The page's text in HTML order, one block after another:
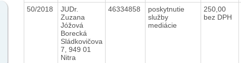
50/2018
JUDr.
Zuzana
Jóžová
Borecká
Sládkovičova
7, 949 01
Nitra
46334858
poskytnutie
služby
mediácie
250,00
bez DPH